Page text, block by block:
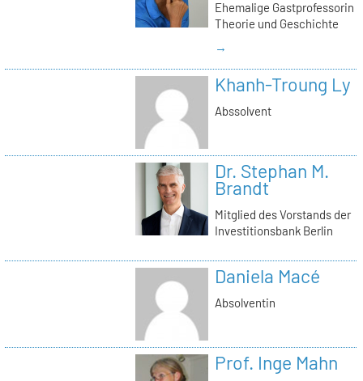
Ehemalige Gastprofessorin
Theorie und Geschichte
→
Khanh-Troung Ly
Abssolvent
Dr. Stephan M.
Brandt
Mitglied des Vorstands der
Investitionsbank Berlin
Daniela Macé
Absolventin
Prof. Inge Mahn